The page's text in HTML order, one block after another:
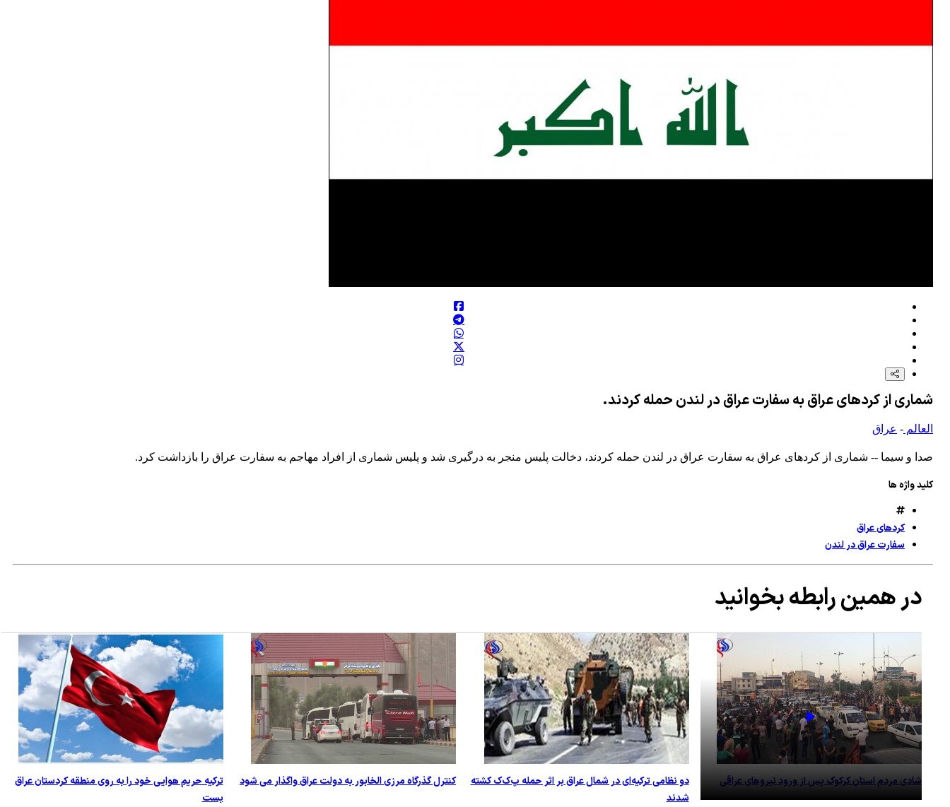
شماری از کردهای عراق به سفارت عراق در لندن حمله کردند.
العالم - عراق
صدا و سیما -- شماری از کردهای عراق به سفارت عراق در لندن حمله کردند، دخالت پلیس منجر به درگیری شد و پلیس شماری از افراد مهاجم به سفارت عراق را بازداشت کرد.
کلید واژه ها
کردهای عراق
سفارت عراق در لندن
در همین رابطه بخوانید
شادی مردم استان کرکوک پس از ورود نیروهای عراقی
دو نظامی ترکیه‌ای در شمال عراق بر اثر حمله پ‌ک‌ک کشته
شدند
کنترل گذرگاه مرزی الخابور به دولت عراق واگذار می شود
ترکيه حريم هوايی خود را به روی منطقه کردستان عراق
بست